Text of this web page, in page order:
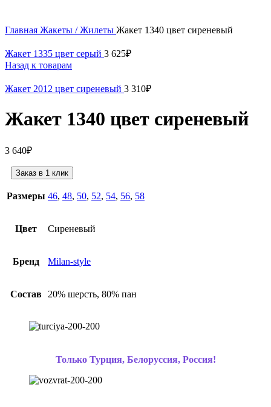
Главная Жакеты / Жилеты Жакет 1340 цвет сиреневый
Жакет 1335 цвет серый 3 625₽
Назад к товарам
Жакет 2012 цвет сиреневый 3 310₽
Жакет 1340 цвет сиреневый
3 640₽
Заказ в 1 клик
Размеры 46, 48, 50, 52, 54, 56, 58
Цвет Сиреневый
Бренд Milan-style
Состав 20% шерсть, 80% пан
Только Турция, Белоруссия, Россия!